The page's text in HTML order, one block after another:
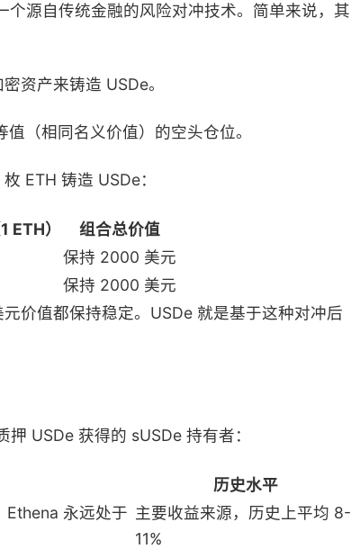
源自传统金融的风险对冲技术。简单来说，其
资产来铸造 USDe。
（相同名义价值）的空头仓位。
ETH 铸造 USDe：
ETH）
组合总价值
保持 2000 美元
保持 2000 美元
价值都保持稳定。USDe 就是基于这种对冲后
USDe 获得的 sUSDe 持有者：
历史水平
Ethena 永远处于 主要收益来源，历史上平均 8-
11%